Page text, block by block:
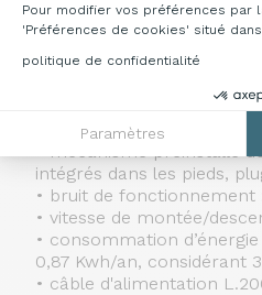
Pour modifier vos préférences par
'Préférences de cookies' situé
politique de confidentialité
Paramètres
• poids maximum
uniformément);
• présence de butées de
• certificats de conformité
électrique;
• mécanisme préinstallé
intégrés dans les pieds,
• bruit de fonctionnement
• vitesse de montée/
• consommation
0,87 Kwh/an, considérant
• câble d'alimentation